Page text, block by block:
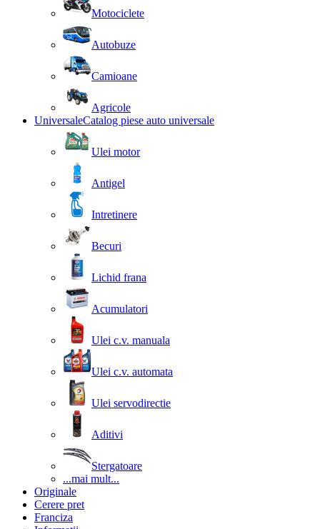
Motociclete
Autobuze
Camioane
Agricole
UniversaleCatalog piese auto universale
Ulei motor
Antigel
Intretinere
Becuri
Lichid frana
Acumulatori
Ulei c.v. manuala
Ulei c.v. automata
Ulei servodirectie
Aditivi
Stergatoare
...mai mult...
Originale
Cerere pret
Franciza